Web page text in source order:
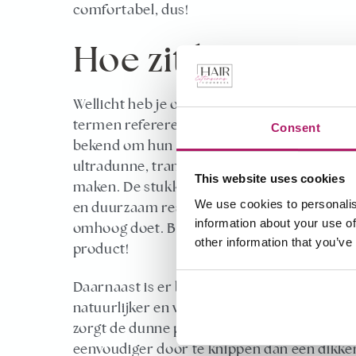
Consent
This website uses cookies
We use cookies to
information about your use
other information that
comfortabel, dus!
Hoe zit het met
Wellicht heb je ook weleens gehoord van
termen refereren in principe ook gewoon
bekend om hun onzichtbare bevestiging.
ultradunne, transparante tape. Deze wordt
maken. De stukken worden in het haar
en duurzaam resultaat. Omdat het stukje
omhoog doet. Bij oudere varianten was dit
product!
Daarnaast is er bij
natuurlijker en valt de tape-lijn nóg minder
zorgt de dunne plakband er ook voor dat
eenvoudiger door te knippen dan een